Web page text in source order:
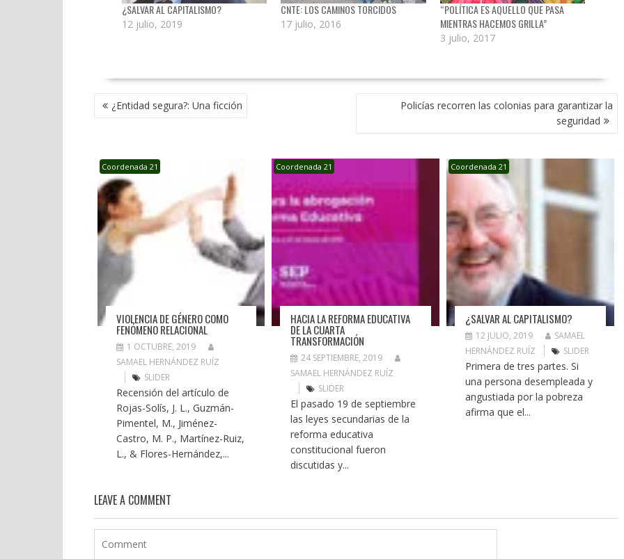
¿SALVAR AL CAPITALISMO?
12 julio, 2019
CNTE: LOS CAMINOS TORCIDOS
17 julio, 2016
“POLÍTICA ES AQUELLO QUE PASA
MIENTRAS HACEMOS GRILLA”
3 julio, 2017
NAVEGACIÓN
DE ¿Entidad segura?: Una ficción
Policías recorren las colonias para garantizar la
seguridad
Coordenada 21
VIOLENCIA DE GÉNERO COMO
FENÓMENO RELACIONAL
1 OCTUBRE, 2019
SAMAEL HERNÁNDEZ RUÍZ
SLIDER
Recensión del artículo de
Rojas-Solís, J. L., Guzmán-
Pimentel, M., Jiménez-
Castro, M. P., Martínez-Ruiz,
L., & Flores-Hernández,...
Coordenada 21
HACIA LA REFORMA EDUCATIVA
DE LA CUARTA
TRANSFORMACIÓN
24 SEPTIEMBRE, 2019
SAMAEL HERNÁNDEZ RUÍZ
SLIDER
El pasado 19 de septiembre
las leyes secundarias de la
reforma educativa
constitucional fueron
discutidas y...
Coordenada 21
¿SALVAR AL CAPITALISMO?
12 JULIO, 2019
SAMAEL
HERNÁNDEZ RUÍZ
SLIDER
Primera de tres partes. Si
una persona desempleada y
angustiada por la pobreza
afirma que el...
LEAVE A COMMENT